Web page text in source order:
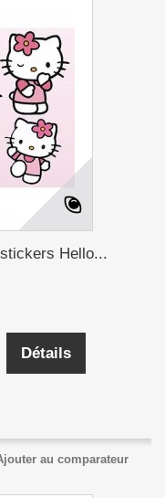
Hello...
Détails
au comparateur